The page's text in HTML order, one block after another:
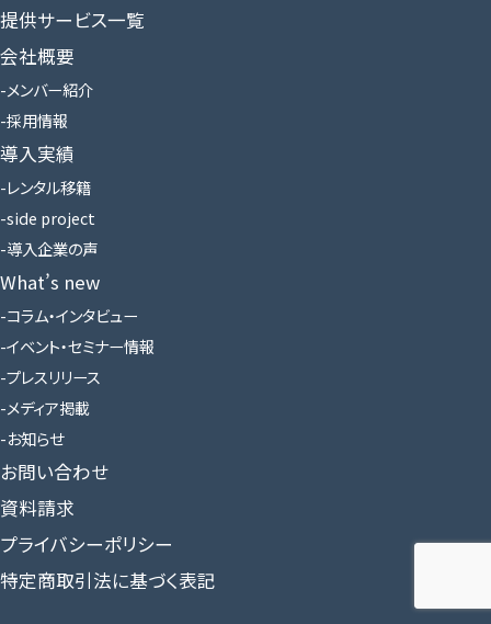
提供サービス一覧
会社概要
メンバー紹介
採用情報
導入実績
レンタル移籍
side project
導入企業の声
What’s new
コラム・インタビュー
イベント・セミナー情報
プレスリリース
メディア掲載
お知らせ
お問い合わせ
資料請求
プライバシーポリシー
特定商取引法に基づく表記